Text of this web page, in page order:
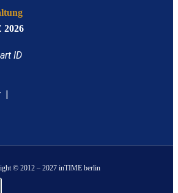
2026
ID
|
© 2012 – 2027 inTIME berlin